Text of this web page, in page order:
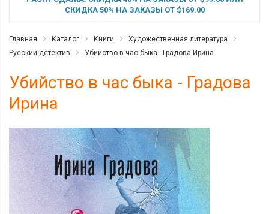
СКИДКА 50% НА ЗАКАЗЫ ОТ $169.00
Главная Каталог Книги
Художественная литература
Русский детектив
Убийство в час быка - Градова Ирина
Убийство в час быка - Градова
Ирина